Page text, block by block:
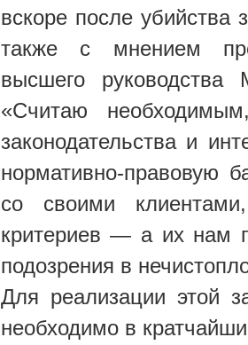
вскоре после
также с мнением
высшего
«Считаю
законодательства и
нормативно-правовую
со своими
критериев — а их нам
подозрения в
Для реализации этой
необходимо в